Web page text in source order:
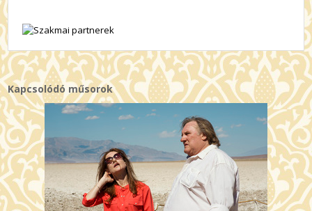
Kapcsolódó műsorok